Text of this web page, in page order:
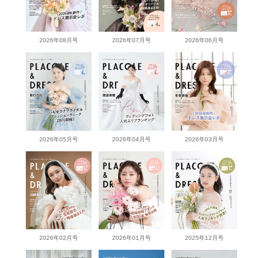
2026年08月号 2026年07月号 2026年06月号
2026年05月号 2026年04月号 2026年03月号
2026年02月号 2026年01月号 2025年12月号